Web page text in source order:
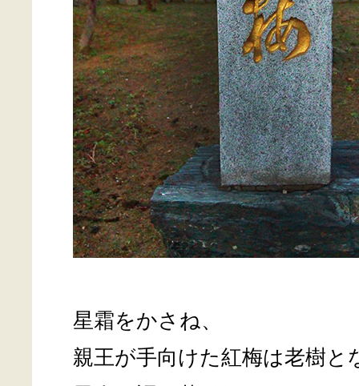
星霜をかさね、
親王が手向けた紅梅は老樹と